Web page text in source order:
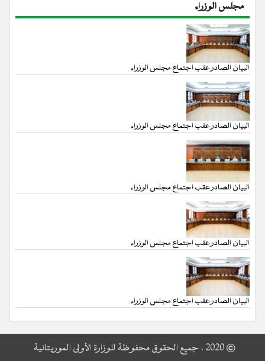
مجلس الوزراء
البيان الصادر عقب اجتماع مجلس الوزراء
البيان الصادر عقب اجتماع مجلس الوزراء
البيان الصادر عقب اجتماع مجلس الوزراء
البيان الصادر عقب اجتماع مجلس الوزراء
البيان الصادر عقب اجتماع مجلس الوزراء
© 2020 ، جميع الحقوق محفوظة للوزارة الأولى الموريتانية